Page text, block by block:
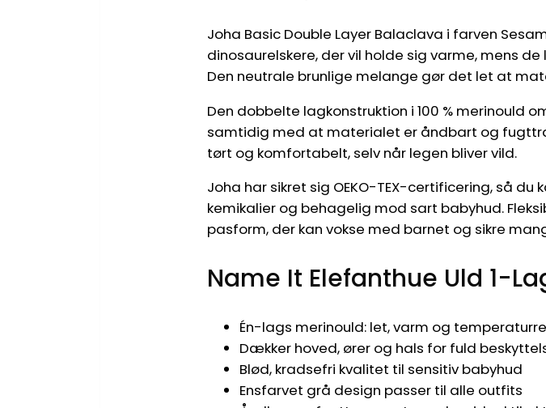
Joha Basic Double Layer Balaclava i farven
dinosaurelskere, der vil holde sig varme, mens
Den neutrale brunlige melange gør det let at
Den dobbelte lagkonstruktion i 100 % merinould
samtidig med at materialet er åndbart og
tørt og komfortabelt, selv når legen bliver vild.
Joha har sikret sig OEKO-TEX-certificering, så
kemikalier og behagelig mod sart babyhud.
pasform, der kan vokse med barnet og sikre
Name It Elefanthue Uld 1-
Én-lags merinould: let, varm og
Dækker hoved, ører og hals for fuld
Blød, kradsefri kvalitet til sensitiv babyhud
Ensfarvet grå design passer til alle outfits